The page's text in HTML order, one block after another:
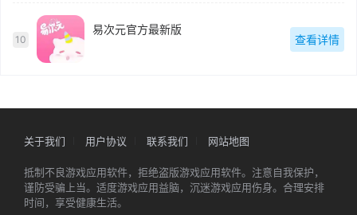
10
易次元官方最新版
查看详情
关于我们 用户协议 联系我们 网站地图
抵制不良游戏应用软件，拒绝盗版游戏应用软件。注意自我保护，
谨防受骗上当。适度游戏应用益脑，沉迷游戏应用伤身。合理安排
时间，享受健康生活。